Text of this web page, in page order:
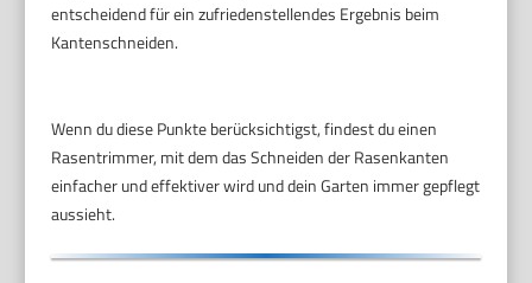
entscheidend für ein zufriedenstellendes Ergebnis beim
Kantenschneiden.
Wenn du diese Punkte berücksichtigst, findest du einen
Rasentrimmer, mit dem das Schneiden der Rasenkanten
einfacher und effektiver wird und dein Garten immer gepflegt
aussieht.